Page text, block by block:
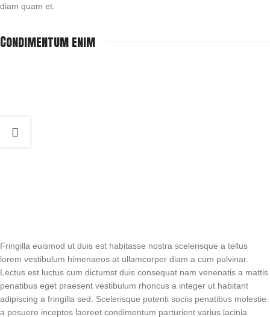
diam quam et.
Condimentum enim
Fringilla euismod ut duis est habitasse nostra scelerisque a tellus
lorem vestibulum himenaeos at ullamcorper diam a cum pulvinar.
Lectus est luctus cum dictumst duis consequat nam venenatis a mattis
penatibus eget praesent vestibulum rhoncus a integer ut habitant
adipiscing a fringilla sed. Scelerisque potenti sociis penatibus molestie
a posuere inceptos laoreet condimentum parturient varius lacinia